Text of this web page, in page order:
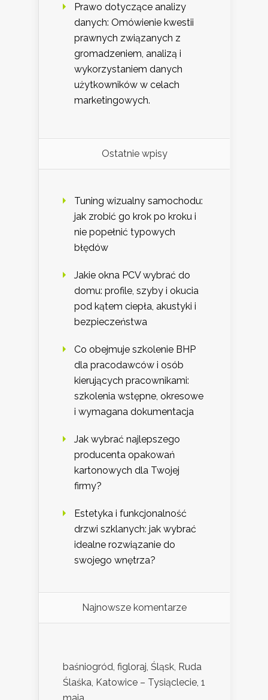
Prawo dotyczące analizy
danych: Omówienie kwestii
prawnych związanych z
gromadzeniem, analizą i
wykorzystaniem danych
użytkowników w celach
marketingowych.
Ostatnie wpisy
Tuning wizualny samochodu:
jak zrobić go krok po kroku i
nie popełnić typowych
błędów
Jakie okna PCV wybrać do
domu: profile, szyby i okucia
pod kątem ciepła, akustyki i
bezpieczeństwa
Co obejmuje szkolenie BHP
dla pracodawców i osób
kierujących pracownikami:
szkolenia wstępne, okresowe
i wymagana dokumentacja
Jak wybrać najlepszego
producenta opakowań
kartonowych dla Twojej
firmy?
Estetyka i funkcjonalność
drzwi szklanych: jak wybrać
idealne rozwiązanie do
swojego wnętrza?
Najnowsze komentarze
baśniogród, figloraj, Śląsk, Ruda
Ślaśka, Katowice – Tysiąclecie, 1